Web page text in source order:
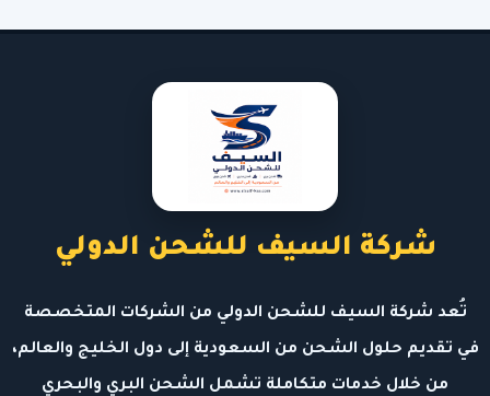
شركة السيف للشحن الدولي
تُعد شركة السيف للشحن الدولي من الشركات المتخصصة
في تقديم حلول الشحن من السعودية إلى دول الخليج والعالم،
من خلال خدمات متكاملة تشمل الشحن البري والبحري